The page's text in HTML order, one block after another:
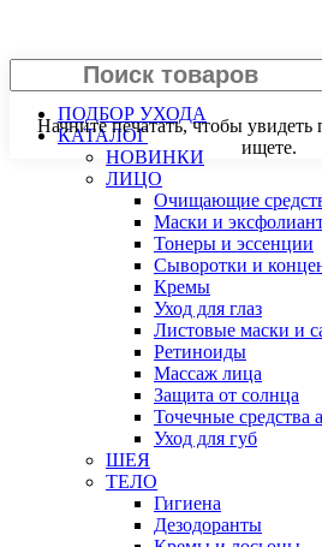
Начните печатать, чтобы
ищете.
Search
ПОДБОР УХОДА
КАТАЛОГ
НОВИНКИ
ЛИЦО
Очищающие
Маски и
Тонеры и эссенции
Сыворотки и
Кремы
Уход для глаз
Листовые маски и
Ретиноиды
Массаж лица
Защита от солнца
Точечные средства
Уход для губ
ШЕЯ
ТЕЛО
Гигиена
Дезодоранты